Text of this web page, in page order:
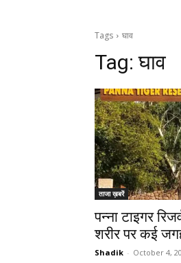
Tags घाव
Tag:घाव
ताजा ख़बरें
पन्ना टाइगर
शरीर पर कई
Shadik - October 4,